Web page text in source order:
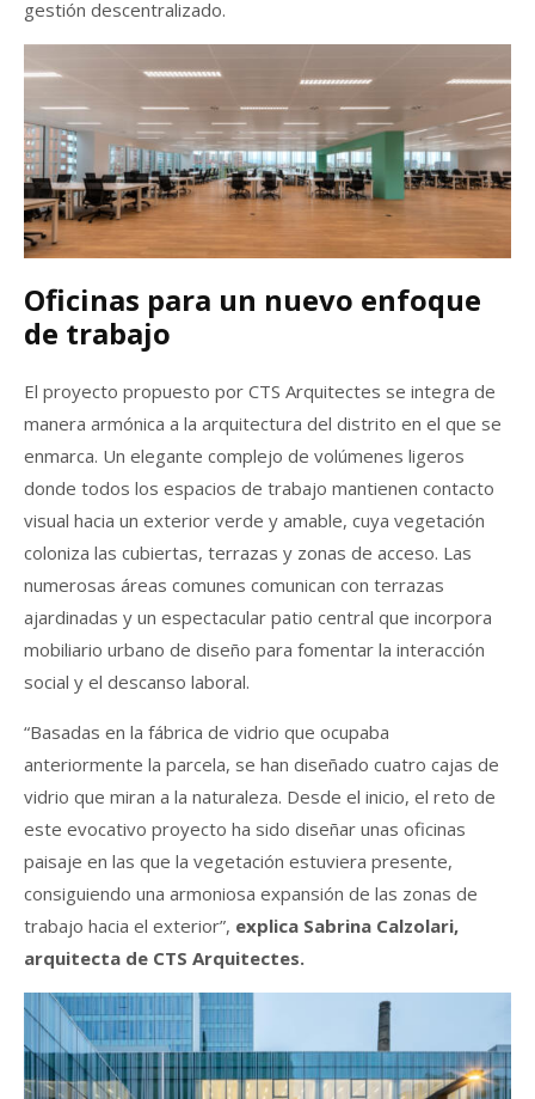
gestión descentralizado.
Oficinas para un nuevo enfoque
de trabajo
El proyecto propuesto por CTS Arquitectes se integra de
manera armónica a la arquitectura del distrito en el que se
enmarca. Un elegante complejo de volúmenes ligeros
donde todos los espacios de trabajo mantienen contacto
visual hacia un exterior verde y amable, cuya vegetación
coloniza las cubiertas, terrazas y zonas de acceso. Las
numerosas áreas comunes comunican con terrazas
ajardinadas y un espectacular patio central que incorpora
mobiliario urbano de diseño para fomentar la interacción
social y el descanso laboral.
“Basadas en la fábrica de vidrio que ocupaba
anteriormente la parcela, se han diseñado cuatro cajas de
vidrio que miran a la naturaleza. Desde el inicio, el reto de
este evocativo proyecto ha sido diseñar unas oficinas
paisaje en las que la vegetación estuviera presente,
consiguiendo una armoniosa expansión de las zonas de
trabajo hacia el exterior”, explica Sabrina Calzolari,
arquitecta de CTS Arquitectes.